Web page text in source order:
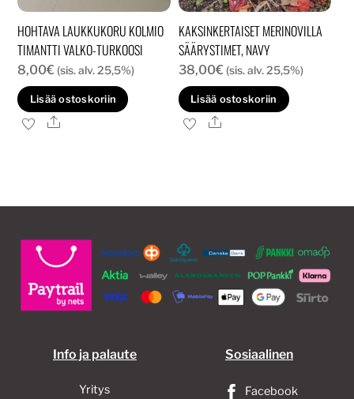
HOHTAVA LAUKKUKORU KOLMIO
TIMANTTI VALKO-TURKOOSI
8,00€ (sis. alv. 25,5%)
Lisää ostoskoriin
Ale
KAKSINKERTAISET MERINOVILLA
SÄÄRYSTIMET, NAVY
38,00€ (sis. alv. 25,5%)
Lisää ostoskoriin
Ale
Info ja palaute
Yritys
Sosiaalinen
Facebook